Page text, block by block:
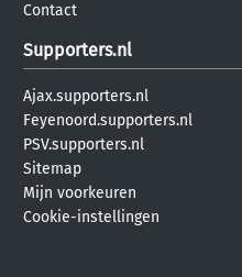
Contact
Supporters.nl
Ajax.supporters.nl
Feyenoord.supporters.nl
PSV.supporters.nl
Sitemap
Mijn voorkeuren
Cookie-instellingen